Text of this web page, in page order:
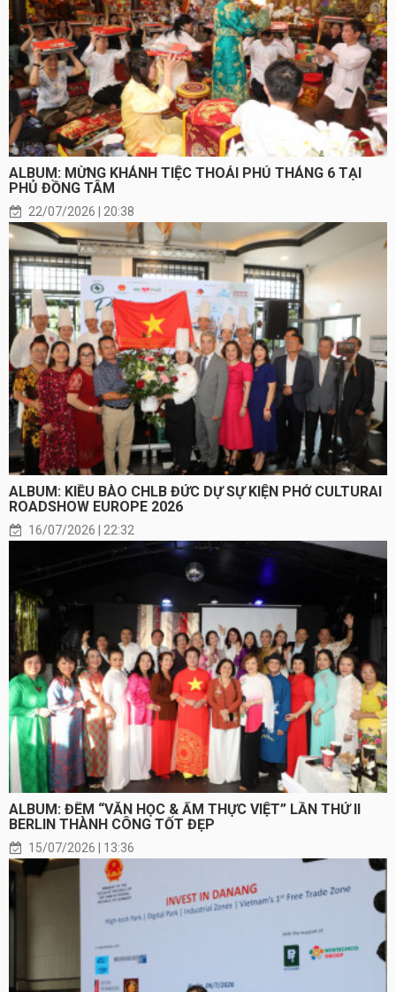
ALBUM: MỪNG KHÁNH TIỆC THOẢI PHỦ THÁNG 6 TẠI
PHỦ ĐỒNG TÂM
22/07/2026 | 20:38
ALBUM: KIỀU BÀO CHLB ĐỨC DỰ SỰ KIỆN PHỞ CULTURAI
ROADSHOW EUROPE 2026
16/07/2026 | 22:32
ALBUM: ĐÊM “VĂN HỌC & ẨM THỰC VIỆT” LẦN THỨ II
BERLIN THÀNH CÔNG TỐT ĐẸP
15/07/2026 | 13:36